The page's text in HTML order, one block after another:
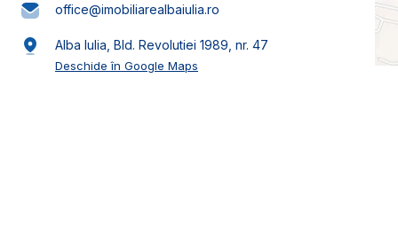
office@imobiliarealbaiulia.ro
Alba Iulia, Bld. Revolutiei 1989, nr. 47
Deschide în Google Maps